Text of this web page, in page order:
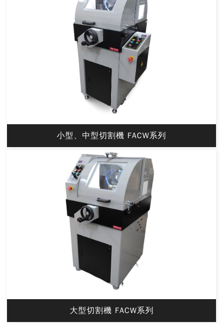
小型、中型切割機 FACW系列
大型切割機 FACW系列